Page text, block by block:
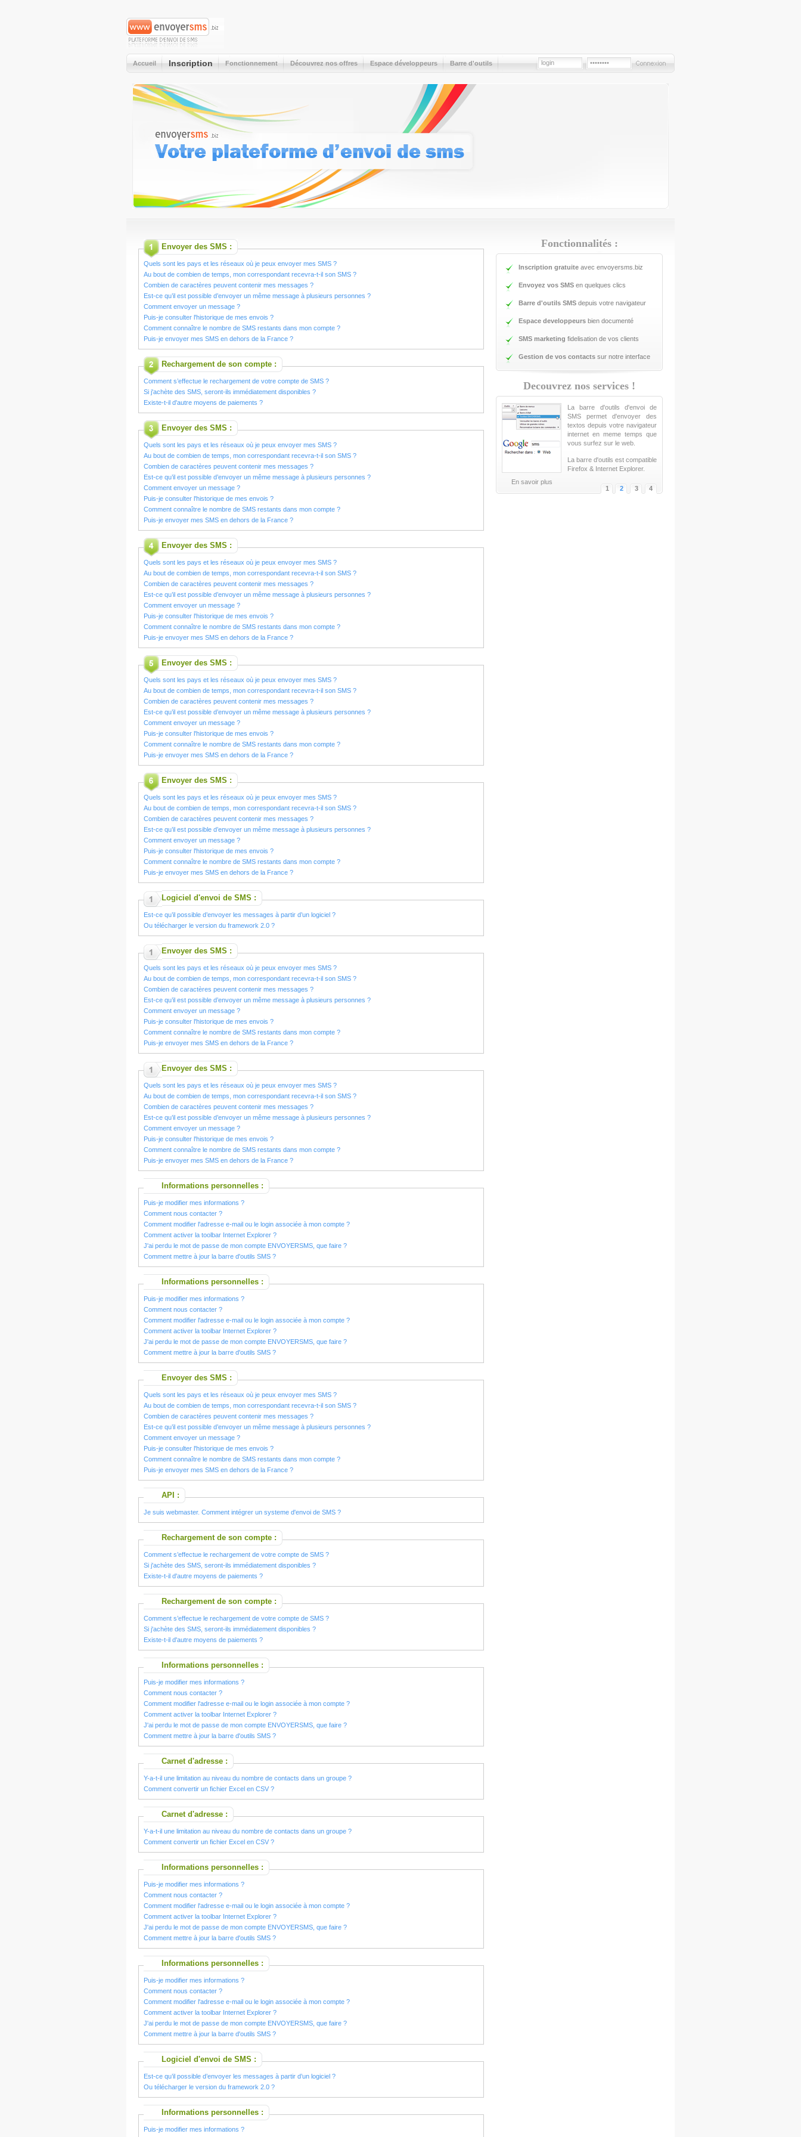
Accueil Inscription Fonctionnement Découvrez nos offres Espace développeurs Barre d'outils
Envoyer des SMS :
Quels sont les pays et les réseaux où je peux envoyer mes SMS ?
Au bout de combien de temps, mon correspondant recevra-t-il son SMS ?
Combien de caractères peuvent contenir mes messages ?
Est-ce qu’il est possible d’envoyer un même message à plusieurs personnes ?
Comment envoyer un message ?
Puis-je consulter l'historique de mes envois ?
Comment connaître le nombre de SMS restants dans mon compte ?
Puis-je envoyer mes SMS en dehors de la France ?
Rechargement de son compte :
Comment s’effectue le rechargement de votre compte de SMS ?
Si j'achète des SMS, seront-ils immédiatement disponibles ?
Existe-t-il d'autre moyens de paiements ?
Envoyer des SMS :
Quels sont les pays et les réseaux où je peux envoyer mes SMS ?
Au bout de combien de temps, mon correspondant recevra-t-il son SMS ?
Combien de caractères peuvent contenir mes messages ?
Est-ce qu’il est possible d’envoyer un même message à plusieurs personnes ?
Comment envoyer un message ?
Puis-je consulter l'historique de mes envois ?
Comment connaître le nombre de SMS restants dans mon compte ?
Puis-je envoyer mes SMS en dehors de la France ?
Envoyer des SMS :
Quels sont les pays et les réseaux où je peux envoyer mes SMS ?
Au bout de combien de temps, mon correspondant recevra-t-il son SMS ?
Combien de caractères peuvent contenir mes messages ?
Est-ce qu’il est possible d’envoyer un même message à plusieurs personnes ?
Comment envoyer un message ?
Puis-je consulter l'historique de mes envois ?
Comment connaître le nombre de SMS restants dans mon compte ?
Puis-je envoyer mes SMS en dehors de la France ?
Envoyer des SMS :
Quels sont les pays et les réseaux où je peux envoyer mes SMS ?
Au bout de combien de temps, mon correspondant recevra-t-il son SMS ?
Combien de caractères peuvent contenir mes messages ?
Est-ce qu’il est possible d’envoyer un même message à plusieurs personnes ?
Comment envoyer un message ?
Puis-je consulter l'historique de mes envois ?
Comment connaître le nombre de SMS restants dans mon compte ?
Puis-je envoyer mes SMS en dehors de la France ?
Envoyer des SMS :
Quels sont les pays et les réseaux où je peux envoyer mes SMS ?
Au bout de combien de temps, mon correspondant recevra-t-il son SMS ?
Combien de caractères peuvent contenir mes messages ?
Est-ce qu’il est possible d’envoyer un même message à plusieurs personnes ?
Comment envoyer un message ?
Puis-je consulter l'historique de mes envois ?
Comment connaître le nombre de SMS restants dans mon compte ?
Puis-je envoyer mes SMS en dehors de la France ?
Logiciel d'envoi de SMS :
Est-ce qu’il possible d’envoyer les messages à partir d’un logiciel ?
Ou télécharger le version du framework 2.0 ?
Envoyer des SMS :
Quels sont les pays et les réseaux où je peux envoyer mes SMS ?
Au bout de combien de temps, mon correspondant recevra-t-il son SMS ?
Combien de caractères peuvent contenir mes messages ?
Est-ce qu’il est possible d’envoyer un même message à plusieurs personnes ?
Comment envoyer un message ?
Puis-je consulter l'historique de mes envois ?
Comment connaître le nombre de SMS restants dans mon compte ?
Puis-je envoyer mes SMS en dehors de la France ?
Envoyer des SMS :
Quels sont les pays et les réseaux où je peux envoyer mes SMS ?
Au bout de combien de temps, mon correspondant recevra-t-il son SMS ?
Combien de caractères peuvent contenir mes messages ?
Est-ce qu’il est possible d’envoyer un même message à plusieurs personnes ?
Comment envoyer un message ?
Puis-je consulter l'historique de mes envois ?
Comment connaître le nombre de SMS restants dans mon compte ?
Puis-je envoyer mes SMS en dehors de la France ?
Informations personnelles :
Puis-je modifier mes informations ?
Comment nous contacter ?
Comment modifier l'adresse e-mail ou le login associée à mon compte ?
Comment activer la toolbar Internet Explorer ?
J'ai perdu le mot de passe de mon compte ENVOYERSMS, que faire ?
Comment mettre à jour la barre d'outils SMS ?
Informations personnelles :
Puis-je modifier mes informations ?
Comment nous contacter ?
Comment modifier l'adresse e-mail ou le login associée à mon compte ?
Comment activer la toolbar Internet Explorer ?
J'ai perdu le mot de passe de mon compte ENVOYERSMS, que faire ?
Comment mettre à jour la barre d'outils SMS ?
Envoyer des SMS :
Quels sont les pays et les réseaux où je peux envoyer mes SMS ?
Au bout de combien de temps, mon correspondant recevra-t-il son SMS ?
Combien de caractères peuvent contenir mes messages ?
Est-ce qu’il est possible d’envoyer un même message à plusieurs personnes ?
Comment envoyer un message ?
Puis-je consulter l'historique de mes envois ?
Comment connaître le nombre de SMS restants dans mon compte ?
Puis-je envoyer mes SMS en dehors de la France ?
API :
Je suis webmaster. Comment intégrer un systeme d'envoi de SMS ?
Rechargement de son compte :
Comment s’effectue le rechargement de votre compte de SMS ?
Si j'achète des SMS, seront-ils immédiatement disponibles ?
Existe-t-il d'autre moyens de paiements ?
Rechargement de son compte :
Comment s’effectue le rechargement de votre compte de SMS ?
Si j'achète des SMS, seront-ils immédiatement disponibles ?
Existe-t-il d'autre moyens de paiements ?
Informations personnelles :
Puis-je modifier mes informations ?
Comment nous contacter ?
Comment modifier l'adresse e-mail ou le login associée à mon compte ?
Comment activer la toolbar Internet Explorer ?
J'ai perdu le mot de passe de mon compte ENVOYERSMS, que faire ?
Comment mettre à jour la barre d'outils SMS ?
Carnet d'adresse :
Y-a-t-il une limitation au niveau du nombre de contacts dans un groupe ?
Comment convertir un fichier Excel en CSV ?
Carnet d'adresse :
Y-a-t-il une limitation au niveau du nombre de contacts dans un groupe ?
Comment convertir un fichier Excel en CSV ?
Informations personnelles :
Puis-je modifier mes informations ?
Comment nous contacter ?
Comment modifier l'adresse e-mail ou le login associée à mon compte ?
Comment activer la toolbar Internet Explorer ?
J'ai perdu le mot de passe de mon compte ENVOYERSMS, que faire ?
Comment mettre à jour la barre d'outils SMS ?
Informations personnelles :
Puis-je modifier mes informations ?
Comment nous contacter ?
Comment modifier l'adresse e-mail ou le login associée à mon compte ?
Comment activer la toolbar Internet Explorer ?
J'ai perdu le mot de passe de mon compte ENVOYERSMS, que faire ?
Comment mettre à jour la barre d'outils SMS ?
Logiciel d'envoi de SMS :
Est-ce qu’il possible d’envoyer les messages à partir d’un logiciel ?
Ou télécharger le version du framework 2.0 ?
Informations personnelles :
Puis-je modifier mes informations ?
Fonctionnalités :
Inscription gratuite avec envoyersms.biz
Envoyez vos SMS en quelques clics
Barre d'outils SMS depuis votre navigateur
Espace developpeurs bien documenté
SMS marketing fidelisation de vos clients
Gestion de vos contacts sur notre interface
Decouvrez nos services !
En savoir plus
La barre d'outils d'envoi de
SMS permet d'envoyer des
textos depuis votre navigateur
internet en meme temps que
vous surfez sur le web.
La barre d'outils est compatible
Firefox & Internet Explorer.
1 2 3 4